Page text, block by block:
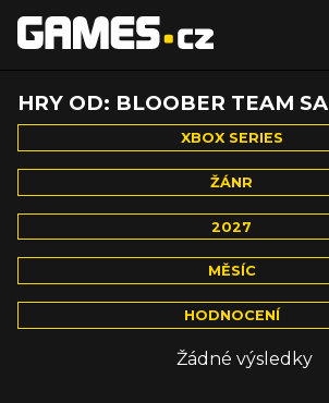
HRY OD: BLOOBER TEAM SA
XBOX SERIES
ŽÁNR
2027
MĚSÍC
HODNOCENÍ
Žádné výsledky